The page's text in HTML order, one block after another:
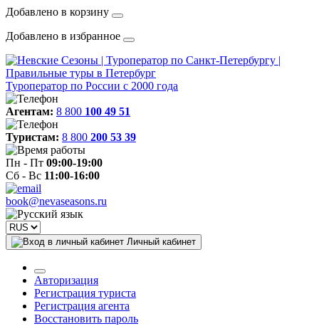
Добавлено в корзину
Добавлено в избранное
Туроператор по России с 2000 года
Агентам: 8 800 100 49 51
Туристам: 8 800 200 53 39
Пн - Пт 09:00-19:00
Сб - Вс 11:00-16:00
book@nevaseasons.ru
Личный кабинет
Авторизация
Регистрация туриста
Регистрация агента
Восстановить пароль